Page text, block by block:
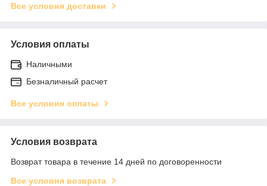
Все условия доставки
Условия оплаты
Наличными
Безналичный расчет
Все условия оплаты
Условия возврата
Возврат товара в течение 14 дней по договоренности
Все условия возврата